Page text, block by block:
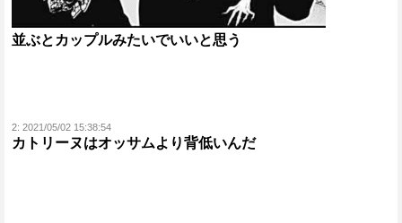
並ぶとカップルみたいでいいと思う
2: 2021/05/02 15:38:54
カトリーヌはオッサムより背低いんだ